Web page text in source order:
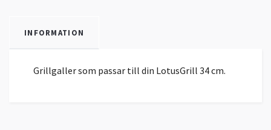
INFORMATION
Grillgaller som passar till din LotusGrill 34 cm.